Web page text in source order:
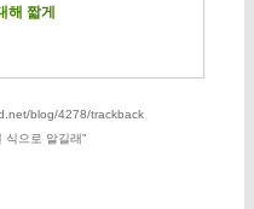
해 짧게
blog/4278/trackback
식으로 알길래”